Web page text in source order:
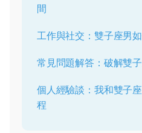
間
工作與社交：雙子座男
常見問題解答：破解雙
個人經驗談：我和雙子
程